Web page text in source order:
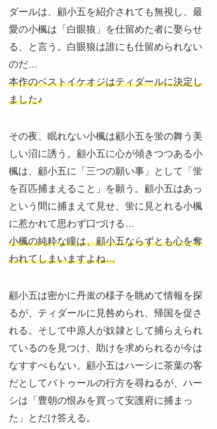
ダールは、顧小五を紹介されても無視し、最
愛の小楓は「白眼狼」を仕留めた者に娶らせ
る、と言う。白眼狼は誰にも仕留められない
のだ…
本作のベストイケオジはティダールに決定し
ました♪
その夜、眠れない小楓は顧小五を蛍の舞う美
しい沼に誘う。顧小五に心が傾きつつある小
楓は、顧小五に「三つの願い事」として「蛍
を百匹捕まえること」を願う。顧小五はあっ
という間に捕まえて見せ、蛍に見とれる小楓
に惹かれて思わず口づける…
小楓の純粋な瞳は、顧小五ならずとも心を奪
われてしまいますよね…
顧小五は密かに丹蚩の様子を眺めて情報を探
るが、ティダールに見咎められ、帰国を促さ
れる。そして中原人が奴隷として捕らえられ
ているのを見つけ、助けを求められるが今は
なすすべもない。顧小五はハーシに茶葉の客
だとしてバトゥールの行方を尋ねるが、ハー
シは「豊朝の恨みを買って安護府に捕まっ
た」とだけ答える。